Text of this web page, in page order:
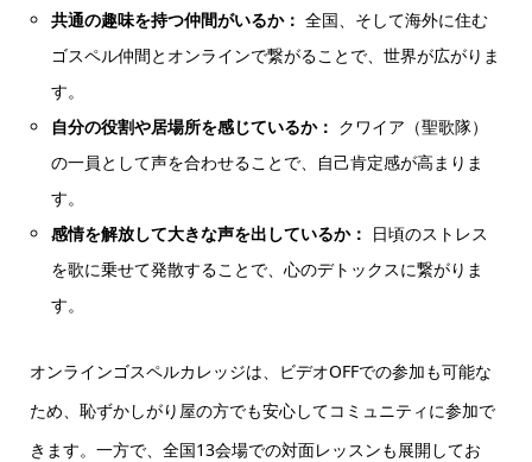
共通の趣味を持つ仲間がいるか： 全国、そして海外に住む
ゴスペル仲間とオンラインで繋がることで、世界が広がりま
す。
自分の役割や居場所を感じているか： クワイア（聖歌隊）
の一員として声を合わせることで、自己肯定感が高まりま
す。
感情を解放して大きな声を出しているか： 日頃のストレス
を歌に乗せて発散することで、心のデトックスに繋がりま
す。
オンラインゴスペルカレッジは、ビデオOFFでの参加も可能な
ため、恥ずかしがり屋の方でも安心してコミュニティに参加で
きます。一方で、全国13会場での対面レッスンも展開してお